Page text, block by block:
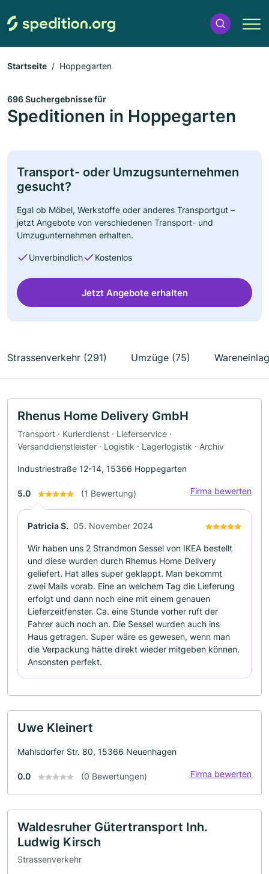
Startseite Hoppegarten
696 Suchergebnisse für
Speditionen in Hoppegarten
Transport- oder Umzugsunternehmen
gesucht?
Egal ob Möbel, Werkstoffe oder anderes Transportgut –
jetzt Angebote von verschiedenen Transport- und
Umzugunternehmen erhalten.
Unverbindlich Kostenlos
Jetzt Angebote erhalten
Strassenverkehr (291) Umzüge (75)
Rhenus Home Delivery GmbH
Transport · Kurierdienst · Lieferservice ·
Versanddienstleister · Logistik · Lagerlogistik · Archiv
Industriestraße 12-14, 15366 Hoppegarten
5.0 (1 Bewertung) Firma bewerten
Patricia S. 05. November 2024
Wir haben uns 2 Strandmon Sessel von IKEA bestellt
und diese wurden durch Rhemus Home Delivery
geliefert. Hat alles super geklappt. Man bekommt
zwei Mails vorab. Eine an welchem Tag die Lieferung
erfolgt und dann noch eine mit einem genauen
Lieferzeitfenster. Ca. eine Stunde vorher ruft der
Fahrer auch noch an. Die Sessel wurden auch ins
Haus getragen. Super wäre es gewesen, wenn man
die Verpackung hätte direkt wieder mitgeben können.
Ansonsten perfekt.
Uwe Kleinert
Mahlsdorfer Str. 80, 15366 Neuenhagen
0.0 (0 Bewertungen) Firma bewerten
Waldesruher Gütertransport Inh.
Ludwig Kirsch
Strassenverkehr